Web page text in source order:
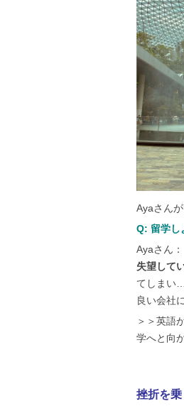
Ayaさん
Q: 留学し
Ayaさん
失望して
てしまい
良い会社
＞＞英語
学へと向
挫折を